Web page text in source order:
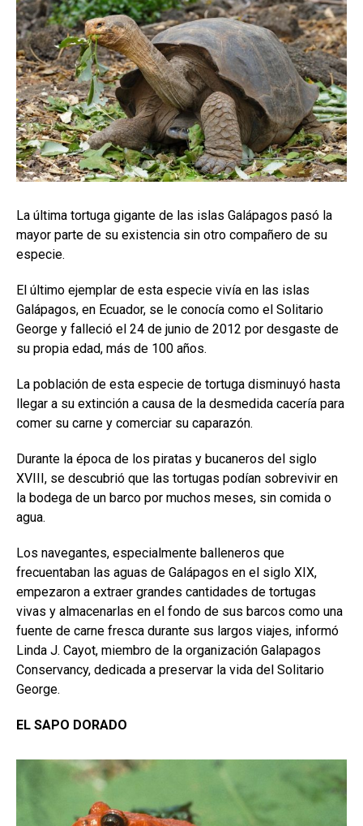
La última tortuga gigante de las islas Galápagos pasó la
mayor parte de su existencia sin otro compañero de su
especie.
El último ejemplar de esta especie vivía en las islas
Galápagos, en Ecuador, se le conocía como el Solitario
George y falleció el 24 de junio de 2012 por desgaste de
su propia edad, más de 100 años.
La población de esta especie de tortuga disminuyó hasta
llegar a su extinción a causa de la desmedida cacería para
comer su carne y comerciar su caparazón.
Durante la época de los piratas y bucaneros del siglo
XVIII, se descubrió que las tortugas podían sobrevivir en
la bodega de un barco por muchos meses, sin comida o
agua.
Los navegantes, especialmente balleneros que
frecuentaban las aguas de Galápagos en el siglo XIX,
empezaron a extraer grandes cantidades de tortugas
vivas y almacenarlas en el fondo de sus barcos como una
fuente de carne fresca durante sus largos viajes, informó
Linda J. Cayot, miembro de la organización Galapagos
Conservancy, dedicada a preservar la vida del Solitario
George.
EL SAPO DORADO